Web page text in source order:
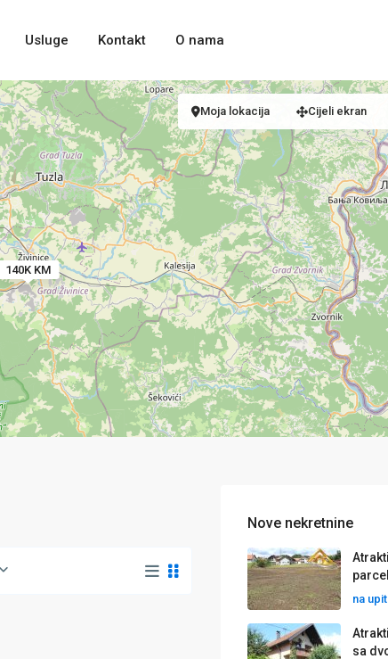
Usluge Kontakt O nama
140K KM
Moja lokacija Cijeli ekran
Nove nekretnine
na upit
sa